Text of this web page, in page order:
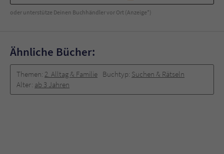
oder unterstütze Deinen Buchhändler vor Ort (Anzeige*)
Ähnliche Bücher:
Themen: 2. Alltag & Familie Buchtyp: Suchen & Rätseln
Alter: ab 3 Jahren